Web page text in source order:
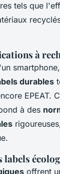
tels que
à
durables
EPEAT.
à des
labels
offrent